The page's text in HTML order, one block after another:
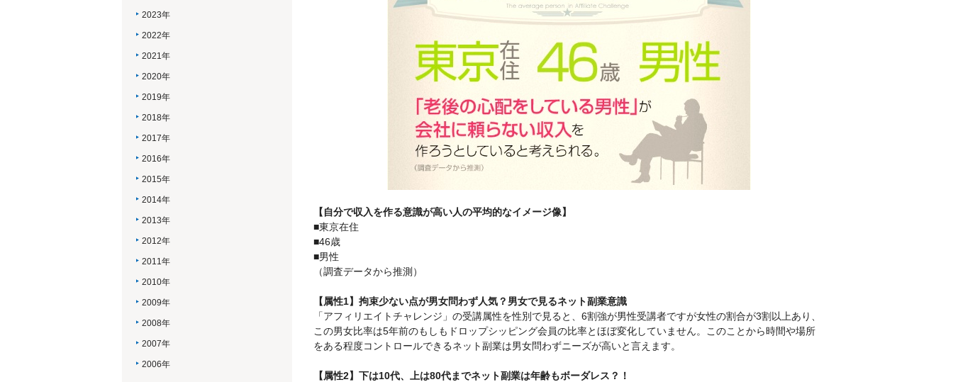
【自分で収入を作る意識が高い人の平均的なイメージ像】
■東京在住
■46歳
■男性
（調査データから推測）
【属性1】拘束少ない点が男女問わず人気？男女で見るネット副業意識
「アフィリエイトチャレンジ」の受講属性を性別で見ると、6割強が男性受講者ですが女性の割合が3割以上あり、
この男女比率は5年前のもしもドロップシッピング会員の比率とほぼ変化していません。このことから時間や場所
をある程度コントロールできるネット副業は男女問わずニーズが高いと言えます。
【属性2】下は10代、上は80代までネット副業は年齢もボーダレス？！
2023年
2022年
2021年
2020年
2019年
2018年
2017年
2016年
2015年
2014年
2013年
2012年
2011年
2010年
2009年
2008年
2007年
2006年